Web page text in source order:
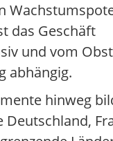
das Geschäft
und vom
abhängig.
hinweg
Deutschland,